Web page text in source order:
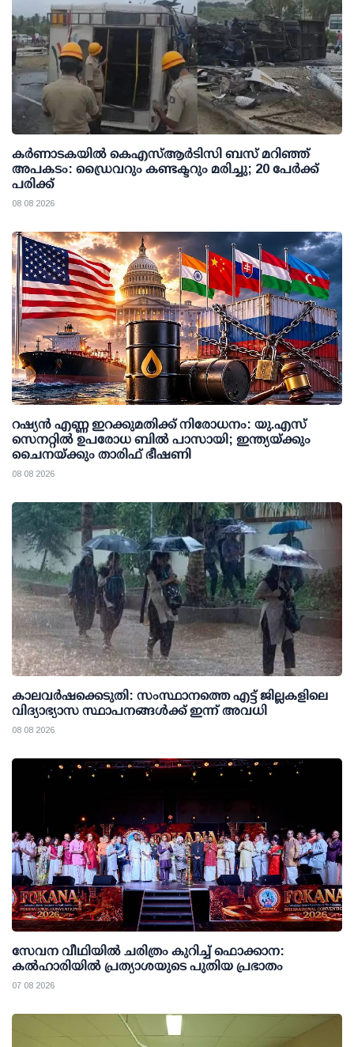
കര്‍ണാടകയില്‍ കെഎസ്ആര്‍ടിസി ബസ് മറിഞ്ഞ്
അപകടം: ഡ്രൈവറും കണ്ടക്ടറും മരിച്ചു; 20 പേര്‍ക്ക്
പരിക്ക്
08 08 2026
റഷ്യന്‍ എണ്ണ ഇറക്കുമതിക്ക് നിരോധനം: യു.എസ്
സെനറ്റില്‍ ഉപരോധ ബില്‍ പാസായി; ഇന്ത്യയ്ക്കും
ചൈനയ്ക്കും താരിഫ് ഭീഷണി
08 08 2026
കാലവര്‍ഷക്കെടുതി: സംസ്ഥാനത്തെ എട്ട് ജില്ലകളിലെ
വിദ്യാഭ്യാസ സ്ഥാപനങ്ങള്‍ക്ക് ഇന്ന് അവധി
08 08 2026
സേവന വീഥിയില്‍ ചരിത്രം കുറിച്ച് ഫൊക്കാന:
കല്‍ഹാരിയില്‍ പ്രത്യാശയുടെ പുതിയ പ്രഭാതം
07 08 2026